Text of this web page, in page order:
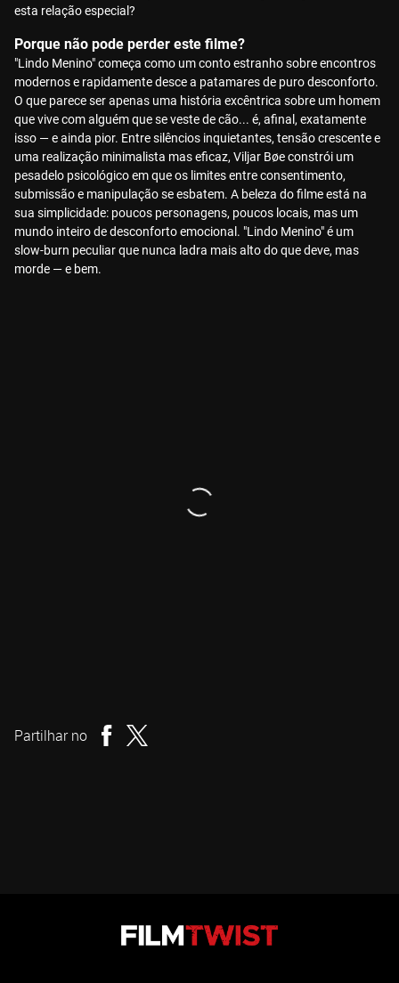
esta relação especial?
Porque não pode perder este filme?
"Lindo Menino" começa como um conto estranho sobre encontros
modernos e rapidamente desce a patamares de puro desconforto.
O que parece ser apenas uma história excêntrica sobre um homem
que vive com alguém que se veste de cão... é, afinal, exatamente
isso — e ainda pior. Entre silêncios inquietantes, tensão crescente e
uma realização minimalista mas eficaz, Viljar Bøe constrói um
pesadelo psicológico em que os limites entre consentimento,
submissão e manipulação se esbatem. A beleza do filme está na
sua simplicidade: poucos personagens, poucos locais, mas um
mundo inteiro de desconforto emocional. "Lindo Menino" é um
slow-burn peculiar que nunca ladra mais alto do que deve, mas
morde — e bem.
Partilhar no